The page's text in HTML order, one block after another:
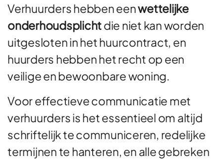
Verhuurders hebben eenwettelijke
onderhoudsplichtdie niet kan worden
uitgesloten in het huurcontract, en
huurders hebben het recht op een
veilige en bewoonbare woning.
Voor effectieve communicatie met
verhuurders is het essentieel om altijd
schriftelijk te communiceren, redelijke
termijnen te hanteren, en alle gebreken